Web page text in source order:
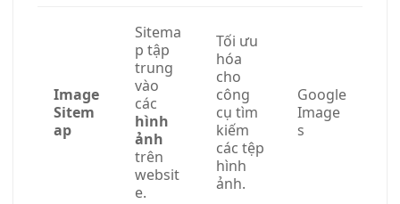
Image
Sitem
ap
Sitema
p tập
trung
vào
các
hình
ảnh
trên
websit
e.
Tối ưu
hóa
cho
công
cụ tìm
kiếm
các tệp
hình
ảnh.
Google
Image
s